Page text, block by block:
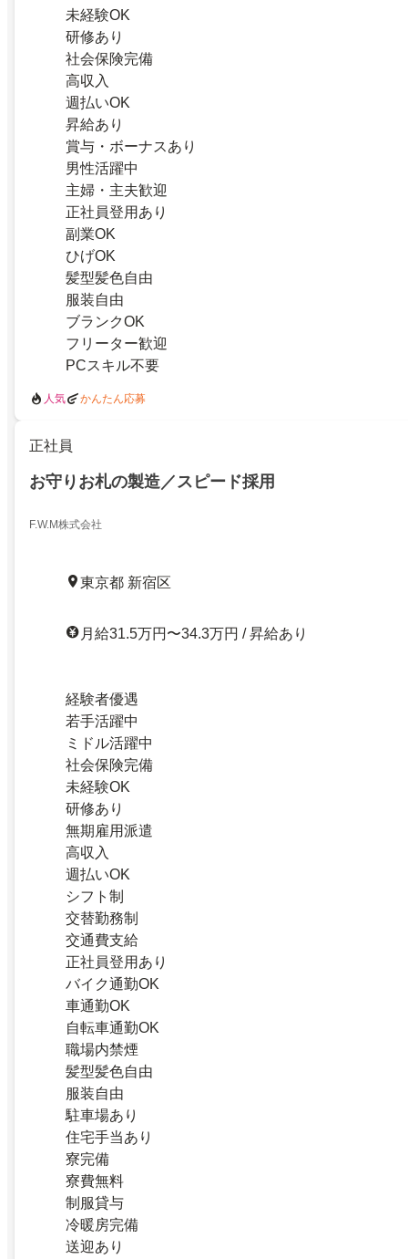
未経験OK
研修あり
社会保険完備
高収入
週払いOK
昇給あり
賞与・ボーナスあり
男性活躍中
主婦・主夫歓迎
正社員登用あり
副業OK
ひげOK
髪型髪色自由
服装自由
ブランクOK
フリーター歓迎
PCスキル不要
人気 かんたん応募
正社員
お守りお札の製造／スピード採用
F.W.M株式会社
東京都 新宿区
月給31.5万円〜34.3万円 / 昇給あり
経験者優遇
若手活躍中
ミドル活躍中
社会保険完備
未経験OK
研修あり
無期雇用派遣
高収入
週払いOK
シフト制
交替勤務制
交通費支給
正社員登用あり
バイク通勤OK
車通勤OK
自転車通勤OK
職場内禁煙
髪型髪色自由
服装自由
駐車場あり
住宅手当あり
寮完備
寮費無料
制服貸与
冷暖房完備
送迎あり